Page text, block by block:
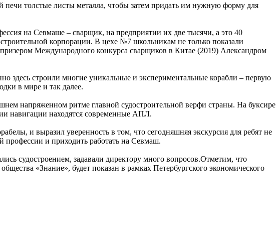
толстые листы металла, чтобы затем придать им нужную форму для
на Севмаше – сварщик, на предприятии их две тысячи, а это 40
корпорации. В цехе №7 школьникам не только показали
Международного конкурса сварщиков в Китае (2019) Александром
здесь строили многие уникальные и экспериментальные корабли – первую
в мире и так далее.
напряженном ритме главной судостроительной верфи страны. На буксире
навигации находятся современные АПЛ.
и выразил уверенность в том, что сегодняшняя экскурсия для ребят не
профессии и приходить работать на Севмаш.
судостроением, задавали директору много вопросов.Отметим, что
«Знание», будет показан в рамках Петербургского экономического